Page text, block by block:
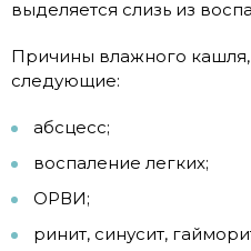
выделяется слизь из
Причины влажного
следующие:
абсцесс;
воспаление легких;
ОРВИ;
ринит, синусит,